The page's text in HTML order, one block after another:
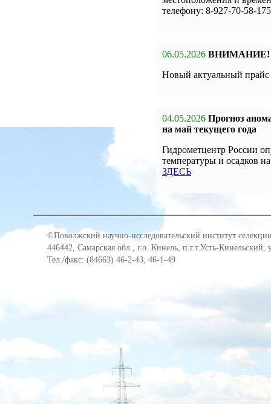
телефону: 8-927-70-58-
06.05.2026
Новый актуальный прайс
04.05.2026 Прогноз
на май текущего года
Гидрометцентр России
температуры и осадков
ЗДЕСЬ
©Поволжский научно-исследовательский институт
446442, Самарская обл., г.о. Кинель, п.г.т.Усть-Кинельский,
Тел./факс: (84663) 46-2-43, 46-1-49